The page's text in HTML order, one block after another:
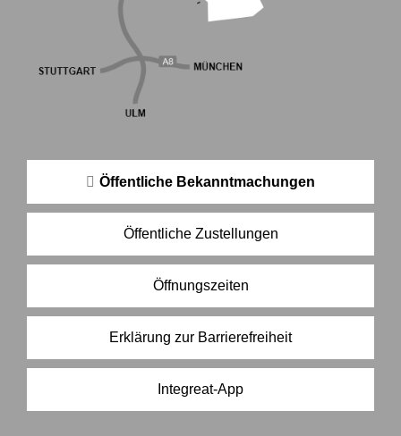
Öffentliche Bekanntmachungen
Öffentliche Zustellungen
Öffnungszeiten
Erklärung zur Barrierefreiheit
Integreat-App